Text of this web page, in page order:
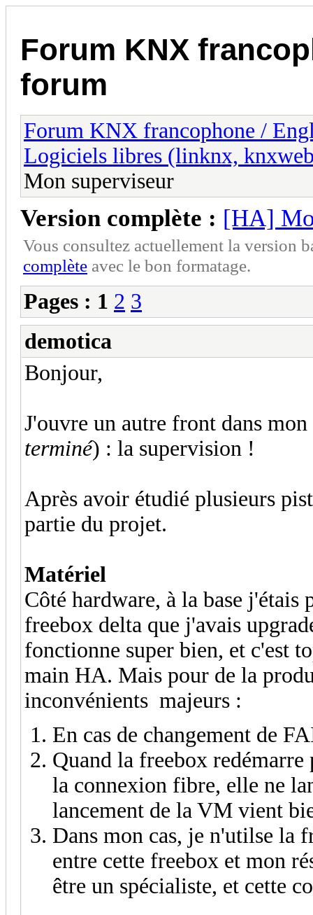
Forum KNX
forum
Forum KNX francophone /
Logiciels libres (linknx,
Mon superviseur
Version complète : [HA]
Vous consultez actuellement la version
complète avec le bon formatage.
Pages : 1 2 3
demotica
Bonjour,
J'ouvre un autre front dans
terminé) : la supervision !
Après avoir étudié plusieurs
partie du projet.
Matériel
Côté hardware, à la base
freebox delta que j'avais
fonctionne super bien, et c'est
main HA. Mais pour de la
inconvénients majeurs :
En cas de changement de
Quand la freebox
la connexion fibre, elle ne
lancement de la VM vient
Dans mon cas, je n'utilse la
entre cette freebox et mon
être un spécialiste, et cette